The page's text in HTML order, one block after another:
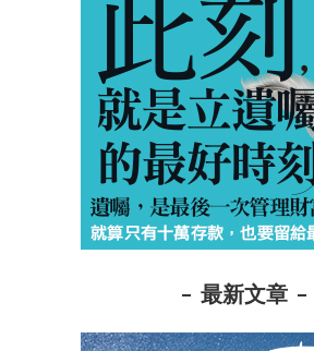
最新文章